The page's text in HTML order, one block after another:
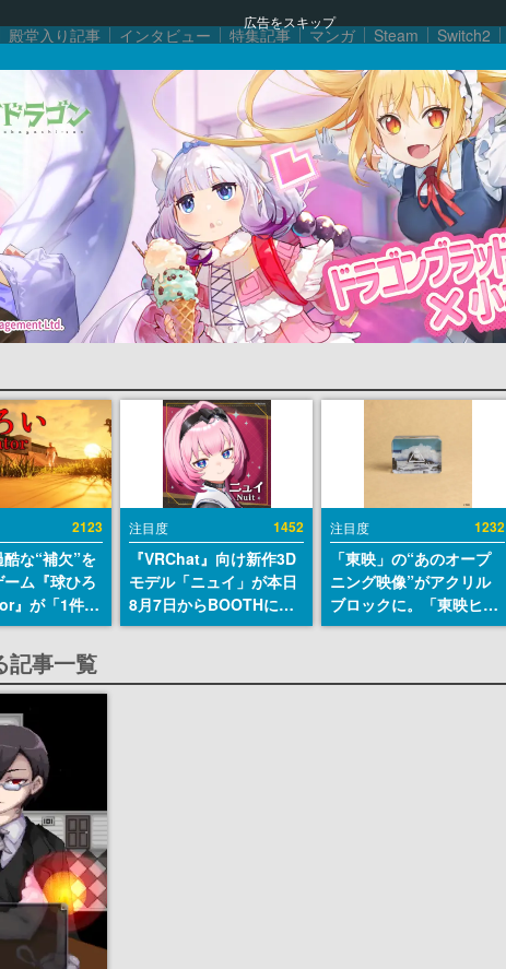
広告をスキップ
殿堂入り記事 インタビュー 特集記事 マンガ Steam Switch2
2123
な“補欠”を
ム『球ひろ
』が「1件」
リストをも
語に対応し
。『キング
開発元やチ
球選手から
注目度 1452
『VRChat』向け新作3D
モデル「ニュイ」が本日
8月7日からBOOTHにて
発売。瞳に光る星や感情
注目度 1232
「東映」の“あのオープ
ニング映像”がアクリル
ブロックに。「東映ヒス
トリカル グッズコレクシ
記事一覧